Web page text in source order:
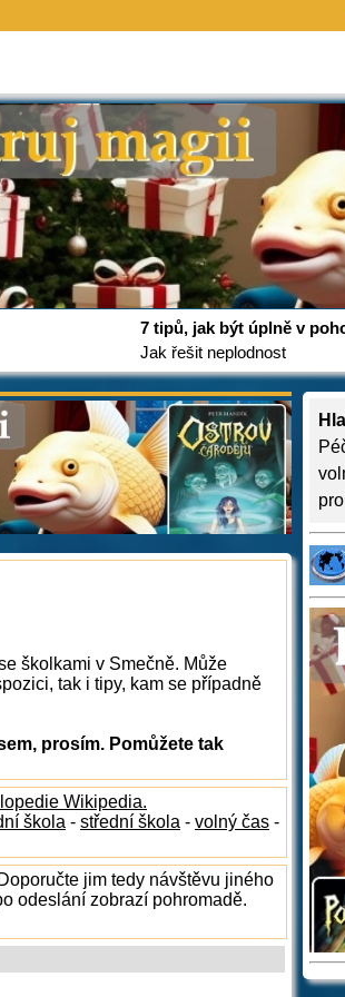
7 tipů, jak být úplně v
Jak řešit neplodnost
školkami v Smečně. Může
tak i tipy, kam se případně
prosím. Pomůžete tak
Wikipedia.
škola - střední škola - volný čas -
Doporučte jim tedy návštěvu jiného
odeslání zobrazí pohromadě.